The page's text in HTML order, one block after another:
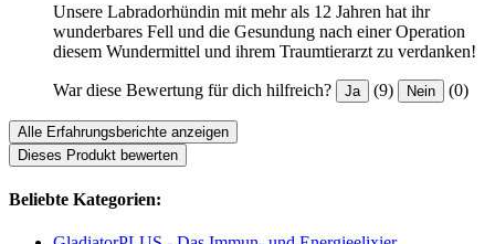
Unsere Labradorhündin mit mehr als 12 Jahren hat ihr
wunderbares Fell und die Gesundung nach einer Operation
diesem Wundermittel und ihrem Traumtierarzt zu verdanken!
War diese Bewertung für dich hilfreich? Ja (9) Nein (0)
Alle Erfahrungsberichte anzeigen
Dieses Produkt bewerten
Beliebte Kategorien: